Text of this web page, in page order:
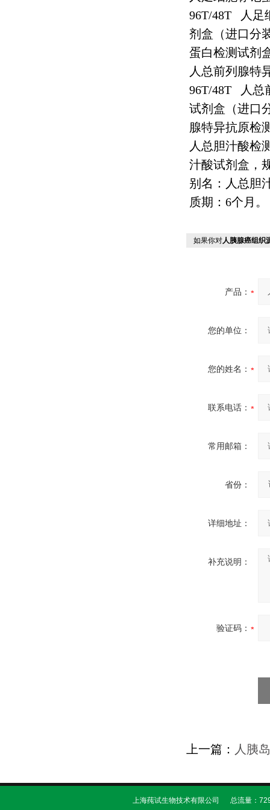
96T/48T
人足
剂盒（进口分
蛋白检测试剂
人总前列腺特
96T/48T
人总
试剂盒（进口
腺特异抗原检
人总胆汁酸检
汁酸试剂盒，
别名：人总胆
质期： 6个月。
如果你对人胰腺癌组织
产品：
您的单位：
您的姓名：
联系电话：
常用邮箱：
省份：
详细地址：
补充说明：
验证码：
上一篇： 人胰
上海莼试生物技术有限公司 总流量：